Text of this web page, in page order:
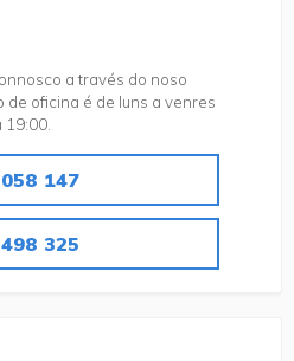
a través do noso
de oficina é de luns a venres
19:00.
147
325